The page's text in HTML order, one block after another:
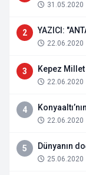
31.05.2020
2 YAZICI:
22.06.2020
3 Kepez Millet
22.06.2020
4
22.06.2020
5 Dünyanın
25.06.2020